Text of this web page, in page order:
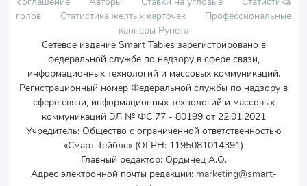
голов
Статистика желтых карточек
Профессиональные
капперы Рунета
Сетевое издание Smart Tables зарегистрировано в
федеральной службе по надзору в сфере связи,
информационных технологий и массовых коммуникаций.
Регистрационный номер Федеральной службы по надзору в
сфере связи, информационных технологий и массовых
коммуникаций ЭЛ № ФС 77 - 80199 от 22.01.2021
Учредитель: Общество с ограниченной ответственностью
«Смарт Тейблс» (ОГРН: 1195081014391)
Главный редактор: Ордынец А.О.
Адрес электронной почты редакции: marketing@smart-